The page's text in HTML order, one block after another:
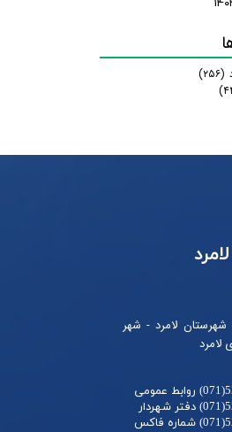
(۲۵۶)
لامرد - شهر
لامرد